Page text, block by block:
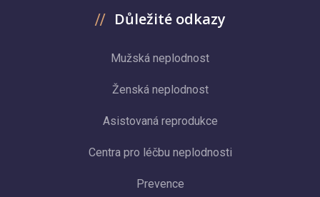
Důležité odkazy
Mužská neplodnost
Ženská neplodnost
Asistovaná reprodukce
Centra pro léčbu neplodnosti
Prevence